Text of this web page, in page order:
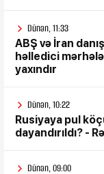
Dünən, 11:33
ABŞ və İran
həlledici
yaxındır
Dünən, 10:22
Rusiyaya pul
dayandırıldı? -
Dünən, 09:00